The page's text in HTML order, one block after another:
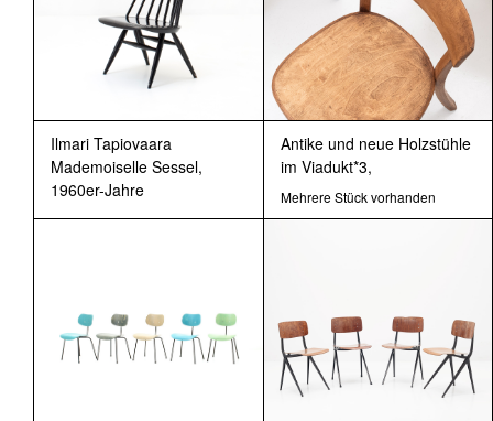
Ilmari Tapiovaara
Mademoiselle Sessel,
1960er-Jahre
Antike und neue Holzstühle
im Viadukt*3,
Mehrere Stück vorhanden